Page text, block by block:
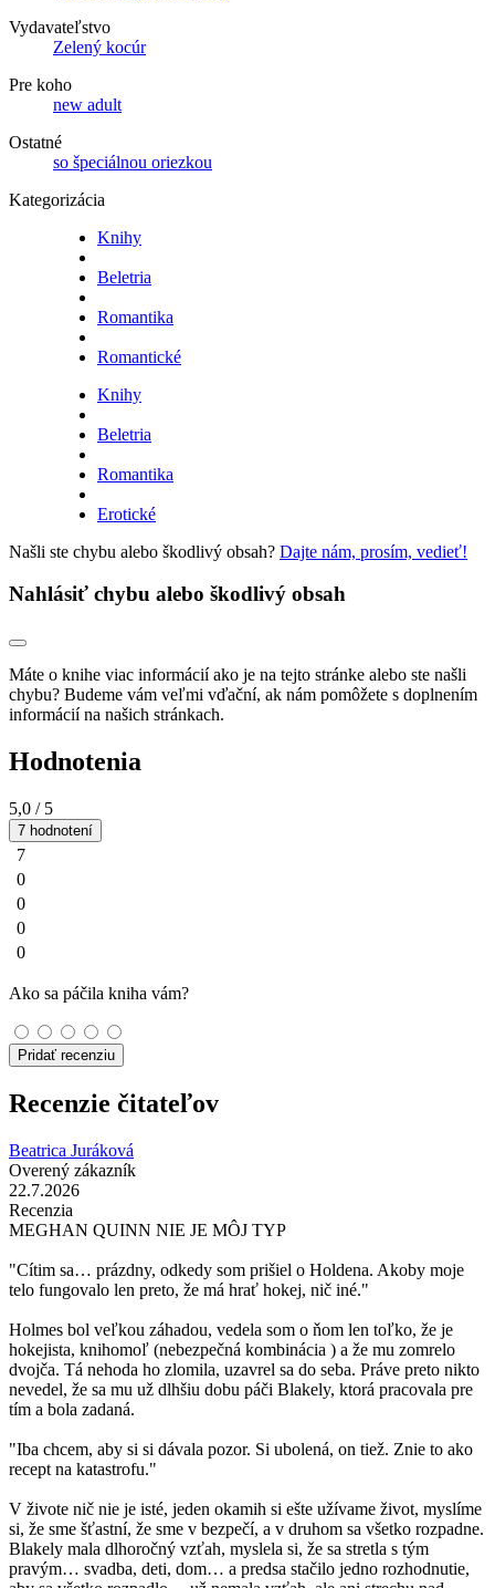
Vydavateľstvo
Zelený kocúr
Pre koho
new adult
Ostatné
so špeciálnou oriezkou
Kategorizácia
Knihy
Beletria
Romantika
Romantické
Knihy
Beletria
Romantika
Erotické
Našli ste chybu alebo škodlivý obsah? Dajte nám, prosím, vedieť!
Nahlásiť chybu alebo škodlivý obsah
Máte o knihe viac informácií ako je na tejto stránke alebo ste našli
chybu? Budeme vám veľmi vďační, ak nám pomôžete s doplnením
informácií na našich stránkach.
Hodnotenia
5,0 / 5
7 hodnotení
7
0
0
0
0
Ako sa páčila kniha vám?
Pridať recenziu
Recenzie čitateľov
Beatrica Juráková
Overený zákazník
22.7.2026
Recenzia
MEGHAN QUINN NIE JE MÔJ TYP
"Cítim sa… prázdny, odkedy som prišiel o Holdena. Akoby moje
telo fungovalo len preto, že má hrať hokej, nič iné."
Holmes bol veľkou záhadou, vedela som o ňom len toľko, že je
hokejista, knihomoľ (nebezpečná kombinácia ) a že mu zomrelo
dvojča. Tá nehoda ho zlomila, uzavrel sa do seba. Práve preto nikto
nevedel, že sa mu už dlhšiu dobu páči Blakely, ktorá pracovala pre
tím a bola zadaná.
"Iba chcem, aby si si dávala pozor. Si ubolená, on tiež. Znie to ako
recept na katastrofu."
V živote nič nie je isté, jeden okamih si ešte užívame život, myslíme
si, že sme šťastní, že sme v bezpečí, a v druhom sa všetko rozpadne.
Blakely mala dlhoročný vzťah, myslela si, že sa stretla s tým
pravým… svadba, deti, dom… a predsa stačilo jedno rozhodnutie,